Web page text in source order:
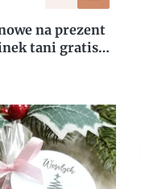
na prezent
tani gratis